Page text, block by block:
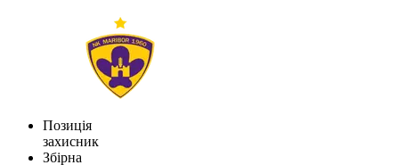
Позиція
захисник
Збірна